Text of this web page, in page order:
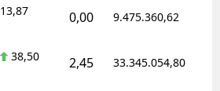
13,87 0,00 9.475.360,62
38,50 2,45 33.345.054,80